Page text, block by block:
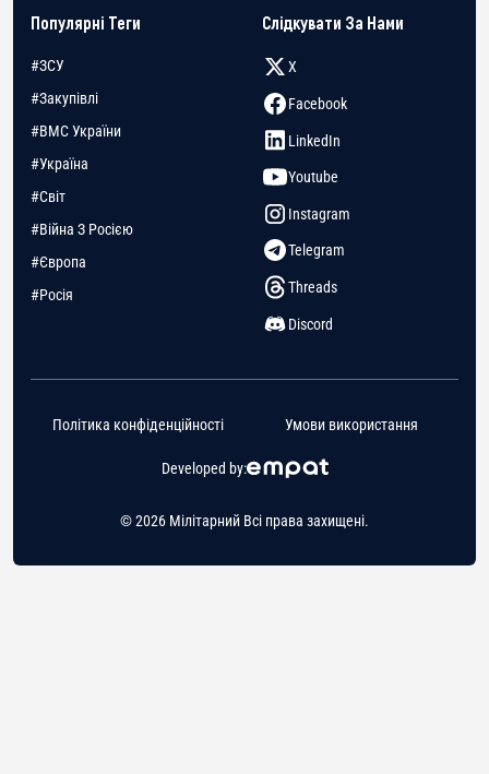
Популярні Теги
#ЗСУ
#Закупівлі
#ВМС України
#Україна
#Світ
#Війна З Росією
#Європа
#Росія
Слідкувати За Нами
X
Facebook
LinkedIn
Youtube
Instagram
Telegram
Threads
Discord
© 2026 Мілітарний Всі права захищені.
Developed by:
Політика конфіденційності Умови використання